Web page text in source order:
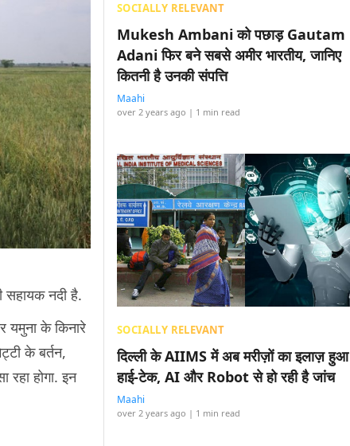
सहायक नदी है.
यमुना के किनारे
के बर्तन,
होगा. इन
SOCIALLY RELEVANT
Mukesh Ambani को पछाड़ Gautam
Adani फिर बने सबसे अमीर भारतीय, जानिए
कितनी है उनकी संपत्ति
Maahi
over 2 years ago | 1 min read
SOCIALLY RELEVANT
दिल्ली के AIIMS में अब मरीज़ों का इलाज़ हुआ
हाई-टेक, AI और Robot से हो रही है जांच
Maahi
over 2 years ago | 1 min read